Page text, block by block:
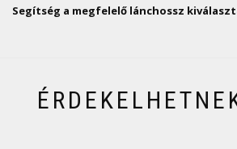
Segítség a megfelelő lánchossz